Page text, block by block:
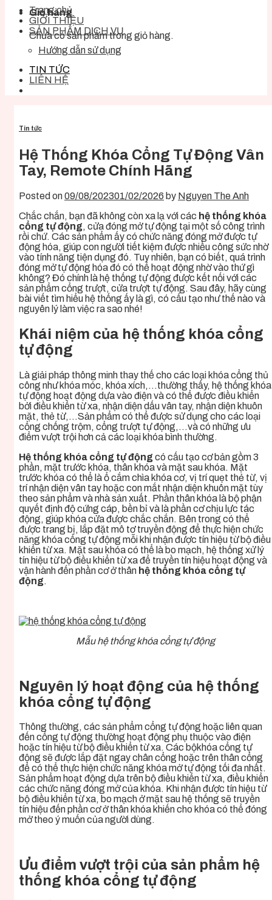
Giỏ hàng
Chưa có sản phẩm trong giỏ hàng.
Trang chủ
GIỚI THIỆU
SẢN PHẨM DỊCH VỤ
Hướng dẫn sử dụng
TIN TỨC
LIÊN HỆ
Tin tức
Hệ Thống Khóa Cổng Tự Động Vân
Tay, Remote Chính Hãng
Posted on09/08/202301/02/2026 by Nguyen The Anh
Chắc chắn, bạn đã không còn xa lạ với các hệ thống khóa
cổng tự động, cửa đóng mở tự động tại một số công trình
rồi chứ. Các sản phẩm ấy có chức năng đóng mở được tự
động hóa, giúp con người tiết kiệm được nhiều công sức nhờ
vào tính năng tiện dụng đó. Tuy nhiên, bạn có biết, quá trình
đóng mở tự động hóa đó có thể hoạt động nhờ vào thứ gì
không? Đó chính là hệ thống tự động được kết nối với các
sản phẩm cổng trượt, cửa trượt tự động. Sau đây, hãy cùng
bài viết tìm hiểu hệ thống ấy là gì, có cấu tạo như thế nào và
nguyên lý làm việc ra sao nhé!
Khái niệm của hệ thống khóa cổng
tự động
Là giải pháp thông minh thay thế cho các loại khóa cổng thủ
công như khóa móc, khóa xích,…thường thấy, hệ thống khóa
tự động hoạt động dựa vào điện và có thể được điều khiển
bởi điều khiển từ xa, nhận diện dấu vân tay, nhận diện khuôn
mặt, thẻ từ,…Sản phẩm có thể được sử dụng cho các loại
cổng chống trộm, cổng trượt tự động,…và có những ưu
điểm vượt trội hơn cả các loại khóa bình thường.
Hệ thống khóa cổng tự động có cấu tạo cơ bản gồm 3
phần, mặt trước khóa, thân khóa và mặt sau khóa. Mặt
trước khóa có thể là ổ cắm chìa khóa cơ, vị trí quẹt thẻ từ, vị
trí nhận diện vân tay hoặc con mắt nhận diện khuôn mặt tùy
theo sản phẩm và nhà sản xuất. Phần thân khóa là bộ phận
quyết định độ cứng cáp, bền bỉ và là phần cơ chịu lực tác
động, giúp khóa cửa được chắc chắn. Bên trong có thể
được trang bị, lắp đặt mô tơ truyền động để thực hiện chức
năng khóa cổng tự động mỗi khi nhận được tín hiệu từ bộ điều
khiển từ xa. Mặt sau khóa có thể là bo mạch, hệ thống xử lý
tín hiệu từ bộ điều khiển từ xa để truyền tín hiệu hoạt động và
vận hành đến phần cơ ở thân hệ thống khóa cổng tự
động.
Mẫu hệ thống khóa cổng tự động
Nguyên lý hoạt động của hệ thống
khóa cổng tự động
Thông thường, các sản phẩm cổng tự động hoặc liên quan
đến cổng tự động thường hoạt động phụ thuộc vào điện
hoặc tín hiệu từ bộ điều khiển từ xa. Các bộkhóa cổng tự
động sẽ được lắp đặt ngay chân cổng hoặc trên thân cổng
để có thể thực hiện chức năng khóa mở tự động tối đa nhất.
Sản phẩm hoạt động dựa trên bộ điều khiển từ xa, điều khiển
các chức năng đóng mở của khóa. Khi nhận được tín hiệu từ
bộ điều khiển từ xa, bo mạch ở mặt sau hệ thống sẽ truyền
tín hiệu đến phần cơ ở thân khóa khiến cho khóa có thể đóng
mở theo ý muốn của người dùng.
Ưu điểm vượt trội của sản phẩm hệ
thống khóa cổng tự động